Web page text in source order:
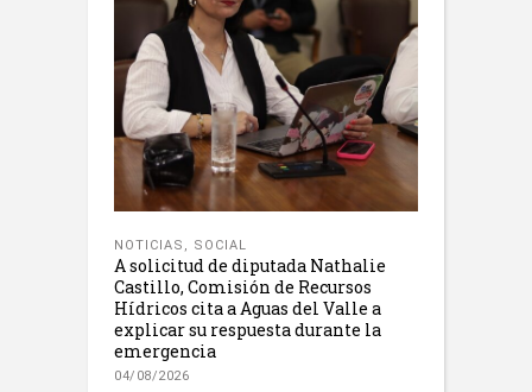
NOTICIAS , SOCIAL
A solicitud de diputada Nathalie
Castillo, Comisión de Recursos
Hídricos cita a Aguas del Valle a
explicar su respuesta durante la
emergencia
04/08/2026